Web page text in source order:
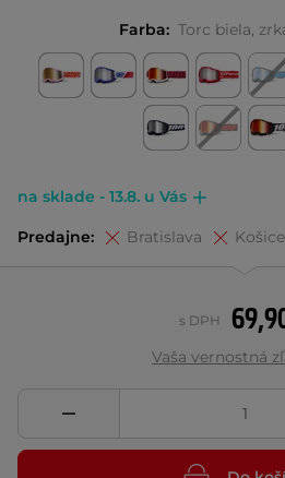
Farba: Torc biela,
na sklade - 13.8. u Vás
Predajne: Bratislava Košice
s DPH
Vaša vernostná